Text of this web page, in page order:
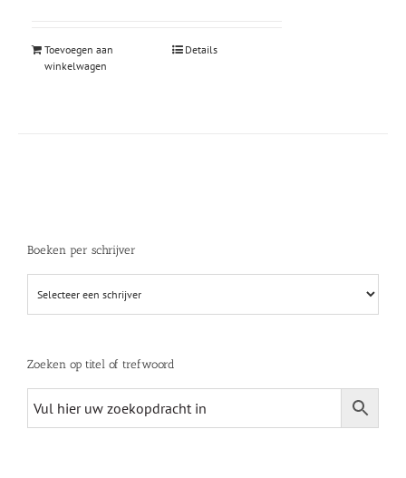
Toevoegen aan
winkelwagen
Details
Boeken per schrijver
Zoeken op titel of trefwoord